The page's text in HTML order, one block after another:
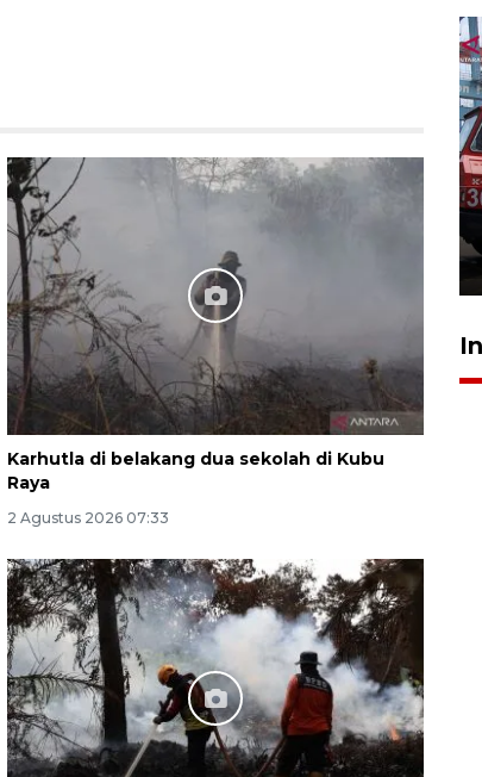
Karhutla di belakang dua sekolah di Kubu
Raya
2 Agustus 2026 07:33
Pontianak alokasikan
penderita kanker dan jantung